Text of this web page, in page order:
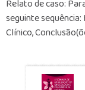
Relato de caso:
seguinte
Clínico,